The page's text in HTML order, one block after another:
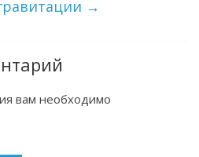
→
вам необходимо